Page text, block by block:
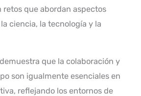
retos que abordan aspectos
ciencia, la tecnología y la
que la colaboración y
son igualmente esenciales en
reflejando los entornos de